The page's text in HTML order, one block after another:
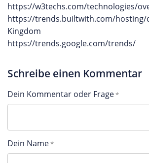
https://w3techs.com/technologies/
https://trends.builtwith.com/
Kingdom
https://trends.google.com/trends/
Schreibe einen Kommentar
Dein Kommentar oder Frage
Dein Name